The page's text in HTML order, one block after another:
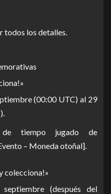
todos los detalles.
(00:00 UTC) al 29
de tiempo jugado de
– Moneda otoñal].
colecciona!»
(después del